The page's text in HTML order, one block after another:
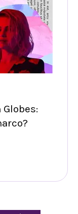
Globes: